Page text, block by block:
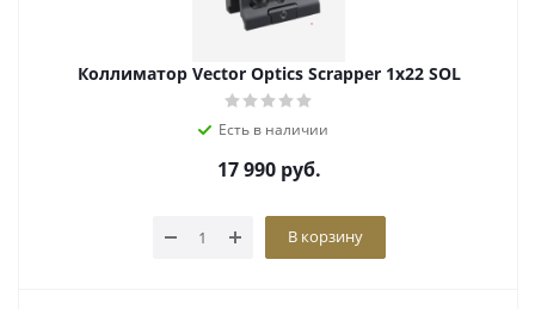
Коллиматор Vector Optics Scrapper 1x22 SOL
Есть в наличии
17 990руб.
В корзину